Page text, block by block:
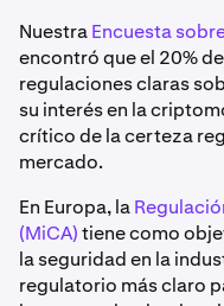
NuestraEncuesta
encontró que el 20%
regulaciones claras
su interés en la
crítico de la certeza
mercado.
En Europa, la
(MiCA)tiene como
la seguridad en la
regulatorio más claro